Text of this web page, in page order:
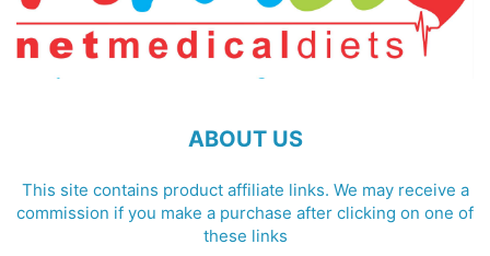
ABOUT US
This site contains product affiliate links. We may receive a
commission if you make a purchase after clicking on one of
these links